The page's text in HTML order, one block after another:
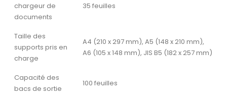
chargeur de
documents
35 feuilles
Taille des
supports pris en
charge
A4 (210 x 297 mm), A5 (148 x 210 mm),
A6 (105 x 148 mm), JIS B5 (182 x 257 mm)
Capacité des
bacs de sortie
100 feuilles